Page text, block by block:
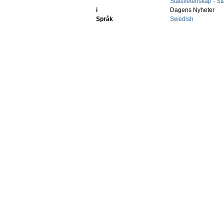
i
Dagens Nyheter
Språk
Swedish